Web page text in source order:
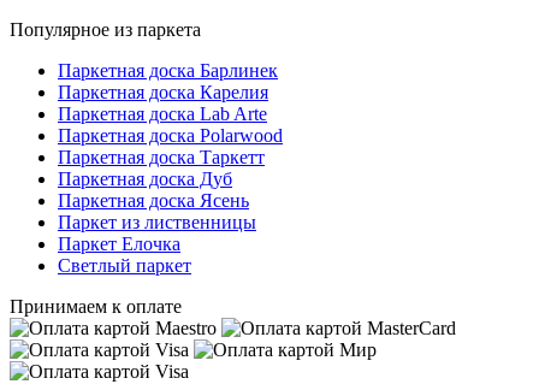
Популярное из паркета
Паркетная доска Барлинек
Паркетная доска Карелия
Паркетная доска Lab Arte
Паркетная доска Polarwood
Паркетная доска Таркетт
Паркетная доска Дуб
Паркетная доска Ясень
Паркет из лиственницы
Паркет Елочка
Светлый паркет
Принимаем к оплате